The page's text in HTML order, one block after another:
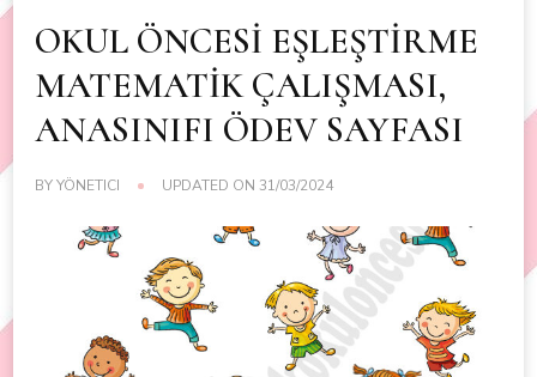
OKUL ÖNCESİ EŞLEŞTİRME
MATEMATİK ÇALIŞMASI,
ANASINIFI ÖDEV SAYFASI
BYYÖNETICI UPDATED ON 31/03/2024